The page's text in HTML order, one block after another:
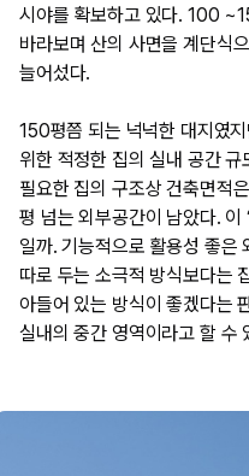
시야를 확보하고 있다. 100
바라보며 산의 사면을 계단식
늘어섰다.
150평쯤 되는 넉넉한 대지였
위한 적정한 집의 실내 공간
필요한 집의 구조상 건축면적
평 넘는 외부공간이 남았다. 이
일까. 기능적으로 활용성 좋은
따로 두는 소극적 방식보다는
아들어 있는 방식이 좋겠다는
실내의 중간 영역이라고 할 수